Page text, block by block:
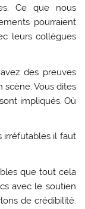
Ce que nous
pourraient
leurs collègues
des preuves
scène. Vous dites
impliqués. Où
irréfutables il faut
que tout cela
avec le soutien
de crédibilité.